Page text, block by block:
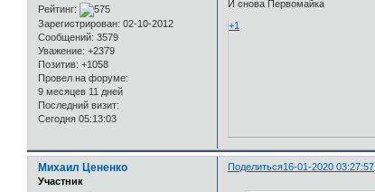
Рейтинг:
Зарегистрирован: 02-10-2012
Сообщений: 3579
Уважение: +2379
Позитив: +1058
Провел на форуме:
9 месяцев 11 дней
Последний визит:
Сегодня 05:13:03
И снова Первомайка
+1
Поделиться16-01-2020 03:27:57
Михаил Цененко
Участник